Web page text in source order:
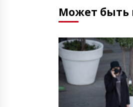
Может быть